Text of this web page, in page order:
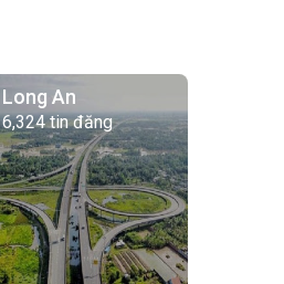
Long An
6,324 tin đăng